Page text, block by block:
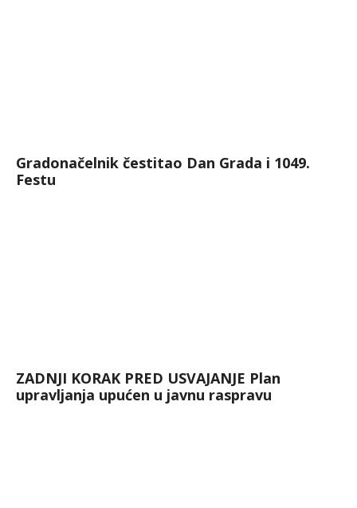
Gradonačelnik čestitao Dan Grada i 1049.
Festu
ZADNJI KORAK PRED USVAJANJE Plan
upravljanja upućen u javnu raspravu